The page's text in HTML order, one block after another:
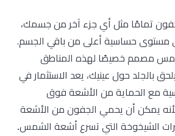
تمامًا مثل أي جزء آخر من جسمك،
مستوى حساسية أعلى من باقي الجسم.
مصمم خصيصًا لهذه المناطق
بالجلد حول عينيك، يعد الاستثمار في
مع الحماية من الأشعة فوق
يمكن أن يحمي الجفون من الأشعة
الشيخوخة التي تسرع أشعة الشمس.